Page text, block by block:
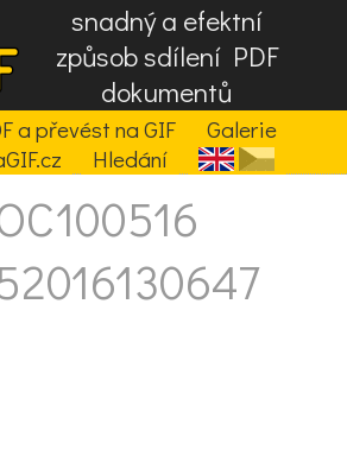
snadný a efektní
způsob sdílení PDF
dokumentů
a převést na GIF
Galerie
Hledání